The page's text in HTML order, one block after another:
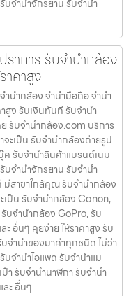
บจํานําจักรยาน รับจํานํา
าการ รับจํานํากล้อง
าคาสูง
นํากล้อง จำนำมือถือ จำนำ
สูง รับเงินทันที รับจํานํา
รับจํานํากล้อง.com บริการ
ะเป็น รับจํานํากล้องถ่ายรูป
ค รับจํานําสินค้าแบรนด์เนม
บจํานําจักรยาน รับจํานํา
มีสาขาใกล้คุณ รับจำนำกล้อง
ป็น รับจำนำกล้อง Canon,
บจำนำกล้อง GoPro, รับ
อื่นๆ คุยง่าย ให้ราคาสูง รับ
จำนำของมาค่าทุกชนิด ไม่ว่า
บจํานําไอแพด รับจํานําแม
า รับจํานํานาฬิกา รับจํานํา
ะ อื่นๆ